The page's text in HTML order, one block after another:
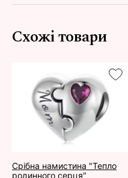
Схожі товари
Срібна намистина "Тепло
родинного серця"